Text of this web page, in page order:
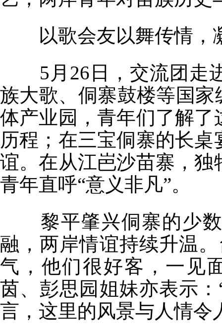
以歌会友以舞传情，
5月26日，交流团走进
族大歌、侗寨鼓楼等国
体产业园，青年们了解
历程；在三宝侗寨的长
谊。在从江岜沙苗寨，
青年直呼“意义非凡”。
黎平肇兴侗寨的少数
融，两岸情谊持续升温
气，他们很好客，一见
茵、彭思园姐妹亦表示
言，这里的风景与人情令